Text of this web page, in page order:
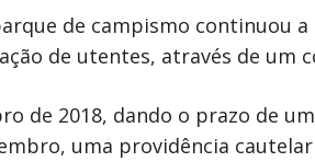
de campismo continuou
de utentes, através de
de 2018, dando o prazo de
uma providência